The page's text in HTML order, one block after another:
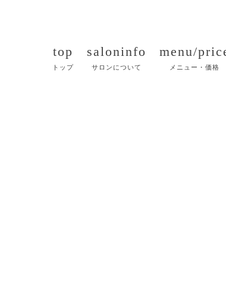
top
トップ
saloninfo
サロンについて
menu/
メニュー・価格